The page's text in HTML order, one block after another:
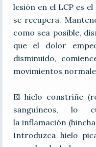
lesión en el LCP es
se recupera.
como sea posible,
que el dolor
disminuido,
movimientos
El hielo constriñe
sanguíneos, lo
la inflamación
Introduzca hielo